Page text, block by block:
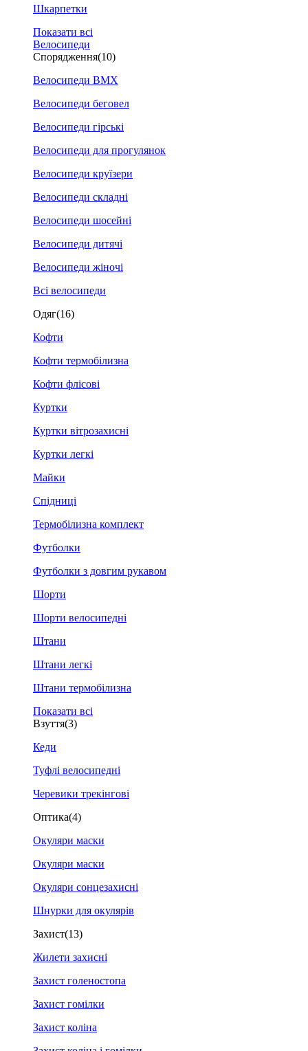
Шкарпетки
Показати всі
Велосипеди
Спорядження(10)
Велосипеди BMX
Велосипеди беговел
Велосипеди гірські
Велосипеди для прогулянок
Велосипеди круїзери
Велосипеди складні
Велосипеди шосейні
Велосипеди дитячі
Велосипеди жіночі
Всі велосипеди
Одяг(16)
Кофти
Кофти термобілизна
Кофти флісові
Куртки
Куртки вітрозахисні
Куртки легкі
Майки
Спідниці
Термобілизна комплект
Футболки
Футболки з довгим рукавом
Шорти
Шорти велосипедні
Штани
Штани легкі
Штани термобілизна
Показати всі
Взуття(3)
Кеди
Туфлі велосипедні
Черевики трекінгові
Оптика(4)
Окуляри маски
Окуляри маски
Окуляри сонцезахисні
Шнурки для окулярів
Захист(13)
Жилети захисні
Захист голеностопа
Захист гомілки
Захист коліна